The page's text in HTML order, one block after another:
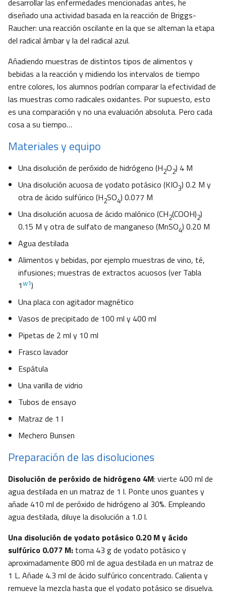
desarrollar las enfermedades mencionadas antes, he
diseñado una actividad basada en la reacción de Briggs-
Raucher: una reacción oscilante en la que se alternan la etapa
del radical ámbar y la del radical azul.
Añadiendo muestras de distintos tipos de alimentos y
bebidas a la reacción y midiendo los intervalos de tiempo
entre colores, los alumnos podrían comparar la efectividad de
las muestras como radicales oxidantes. Por supuesto, esto
es una comparación y no una evaluación absoluta. Pero cada
cosa a su tiempo…
Materiales y equipo
Una disolución de peróxido de hidrógeno (H2O2) 4 M
Una disolución acuosa de yodato potásico (KIO3) 0.2 M y
otra de ácido sulfúrico (H2SO4) 0.077 M
Una disolución acuosa de ácido malónico (CH2(COOH)2)
0.15 M y otra de sulfato de manganeso (MnSO4) 0.20 M
Agua destilada
Alimentos y bebidas, por ejemplo muestras de vino, té,
infusiones; muestras de extractos acuosos (ver Tabla
1w1)
Una placa con agitador magnético
Vasos de precipitado de 100 ml y 400 ml
Pipetas de 2 ml y 10 ml
Frasco lavador
Espátula
Una varilla de vidrio
Tubos de ensayo
Matraz de 1 l
Mechero Bunsen
Preparación de las disoluciones
Disolución de peróxido de hidrógeno 4M: vierte 400 ml de
agua destilada en un matraz de 1 l. Ponte unos guantes y
añade 410 ml de peróxido de hidrógeno al 30%. Empleando
agua destilada, diluye la disolución a 1.0 l.
Una disolución de yodato potásico 0.20 M y ácido
sulfúrico 0.077 M: toma 43 g de yodato potásico y
aproximadamente 800 ml de agua destilada en un matraz de
1 L. Añade 4.3 ml de ácido sulfúrico concentrado. Calienta y
remueve la mezcla hasta que el yodato potásico se disuelva.